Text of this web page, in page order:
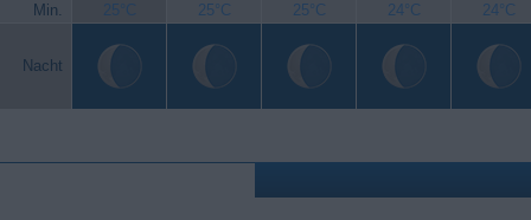
Min. 25°C 25°C 25°C 24°C 24°C
Nacht